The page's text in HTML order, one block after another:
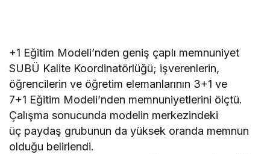
+1 Eğitim Modeli’nden geniş çaplı memnuniyet
SUBÜ Kalite Koordinatörlüğü; işverenlerin,
öğrencilerin ve öğretim elemanlarının 3+1 ve
7+1 Eğitim Modeli’nden memnuniyetlerini ölçtü.
Çalışma sonucunda modelin merkezindeki
üç paydaş grubunun da yüksek oranda memnun
olduğu belirlendi.